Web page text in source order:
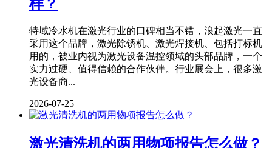
样？
特域冷水机在激光行业的口碑相当不错，浪起激光一直
采用这个品牌，激光除锈机、激光焊接机、包括打标机
用的，被业内视为激光设备温控领域的头部品牌，一个
实力过硬、值得信赖的合作伙伴。行业展会上，很多激
光设备商...
2026-07-25
激光清洗机的两用物项报告怎么做？